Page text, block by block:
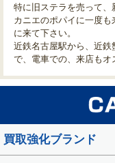
特に旧ステラを売って、
カニエのポパイに一度
に来て下さい。
近鉄名古屋駅から、近
で、電車での、来店もオ
買取強化ブランド